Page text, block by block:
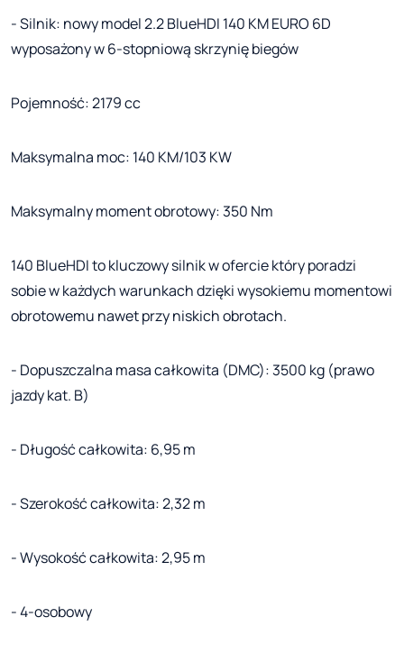
- Silnik: nowy model 2.2 BlueHDI 140 KM EURO 6D
wyposażony w 6-stopniową skrzynię biegów
Pojemność: 2179 cc
Maksymalna moc: 140 KM/103 KW
Maksymalny moment obrotowy: 350 Nm
140 BlueHDI to kluczowy silnik w ofercie który poradzi
sobie w każdych warunkach dzięki wysokiemu momentowi
obrotowemu nawet przy niskich obrotach.
- Dopuszczalna masa całkowita (DMC): 3500 kg (prawo
jazdy kat. B)
- Długość całkowita: 6,95 m
- Szerokość całkowita: 2,32 m
- Wysokość całkowita: 2,95 m
- 4-osobowy